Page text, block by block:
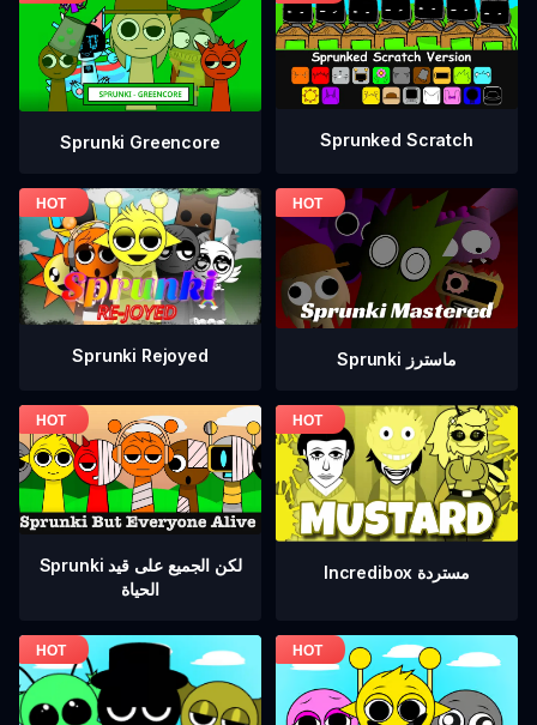
Sprunki Greencore Sprunked Scratch
Sprunki Rejoyed Sprunki ماسترز
Sprunki لكن الجميع على قيد
الحياة
Incredibox مستردة